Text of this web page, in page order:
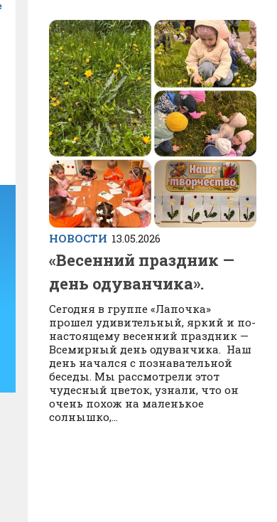
НОВОСТИ 13.05.2026
«Весенний праздник —
день одуванчика».
Сегодня в группе «Лапочка»
прошел удивительный, яркий и по-
настоящему весенний праздник —
Всемирный день одуванчика. Наш
день начался с познавательной
беседы. Мы рассмотрели этот
чудесный цветок, узнали, что он
очень похож на маленькое
солнышко,...